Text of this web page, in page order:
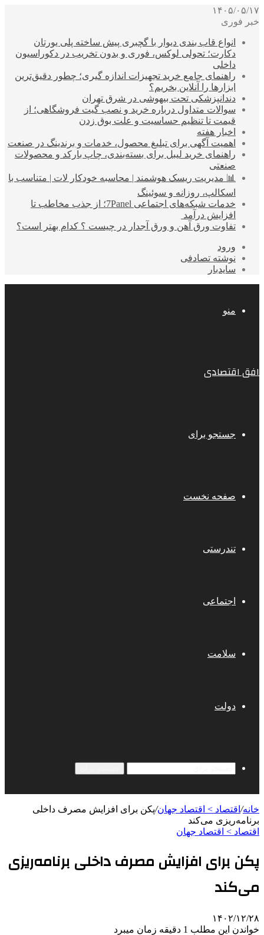
۱۴۰۵/۰۵/۱۷
خبر فوری
انواع قاب بندی دیوار با گچبری پیش ساخته پلی یورتان
دکارت؛ تحولی لوکس، فوری و بدون تخریب در دکوراسیون
داخلی
راهنمای جامع خرید تجهیزات اندازه گیری؛ چطور دقیق‌ترین
ابزارها را آنلاین بخریم؟
دندانپزشکی تحت بیهوشی در شرق تهران
سوالات متداول درباره خرید و نصب گیت فروشگاهی؛ از
قیمت تا تنظیم حساسیت و علت بوق زدن
اخبار هفته
اهمیت آگهی برای تبلیغ محصول، خدمات و برندینگ در صنعت
راهنمای خرید لیبل برای بسته‌بندی، چاپ بارکد و محصولات
صنعتی
📊 مدیریت ریسک هوشمند | محاسبه خودکار لات | متناسب با
اسکالپ، روزانه و سوئینگ
خدمات شبکه‌های اجتماعی 7Panel؛ از جذب مخاطب تا
افزایش درآمد
تفاوت ورق آهن و ورق آجدار در چیست ؟ کدام بهتر است؟
ورود
نوشته تصادفی
سایدبار
منو
افق اقتصادی
جستجو برای
صفحه نخست
تندرستی
اجتماعی
سلامت
دولت
خانه/ اقتصاد > اقتصاد جهان/پکن برای افزایش مصرف داخلی
برنامه‌ریزی می‌کند
اقتصاد > اقتصاد جهان
پکن برای افزایش مصرف داخلی برنامه‌ریزی
می‌کند
۱۴۰۲/۱۲/۲۸
خواندن این مطلب 1 دقیقه زمان میبرد